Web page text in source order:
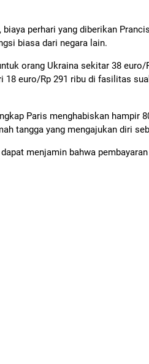
perhari yang diberikan
biasa dari negara lain.
orang Ukraina sekitar 38
18 euro/Rp 291 ribu di fasilitas
Paris menghabiskan hampir
tangga yang mengajukan diri
menjamin bahwa